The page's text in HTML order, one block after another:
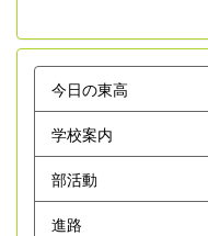
今日の東高
学校案内
部活動
進路